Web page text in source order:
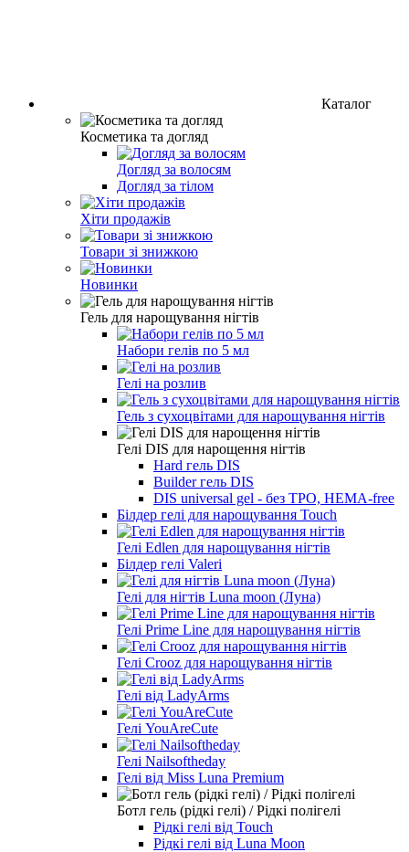
Каталог
Косметика та догляд
Догляд за волосям
Догляд за тілом
Хіти продажів
Товари зі знижкою
Новинки
Гель для нарощування нігтів
Набори гелів по 5 мл
Гелі на розлив
Гель з сухоцвітами для нарощування нігтів
Гелі DIS для нарощення нігтів
Hard гель DIS
Builder гель DIS
DIS universal gel - без ТРО, HEMA-free
Білдер гелі для нарощування Touch
Гелі Edlen для нарощування нігтів
Білдер гелі Valeri
Гелі для нігтів Luna moon (Луна)
Гелі Prime Line для нарощування нігтів
Гелі Crooz для нарощування нігтів
Гелі від LadyArms
Гелі YouAreCute
Гелі Nailsoftheday
Гелі від Miss Luna Premium
Ботл гель (рідкі гелі) / Рідкі полігелі
Рідкі гелі від Touch
Рідкі гелі від Luna Moon